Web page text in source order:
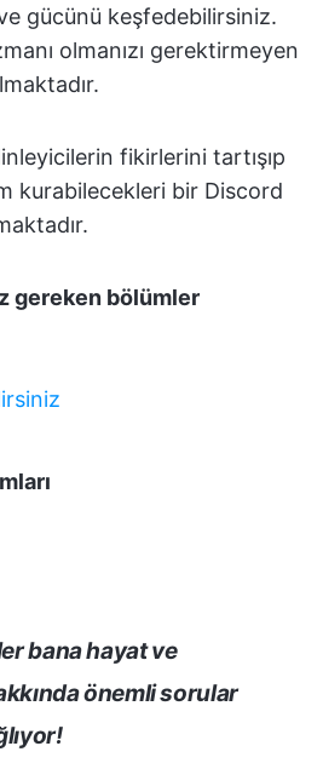
gücünü keşfedebilirsiniz.
olmanızı gerektirmeyen
fikirlerini tartışıp
kurabilecekleri bir Discord
gereken bölümler
bana hayat ve
önemli sorular